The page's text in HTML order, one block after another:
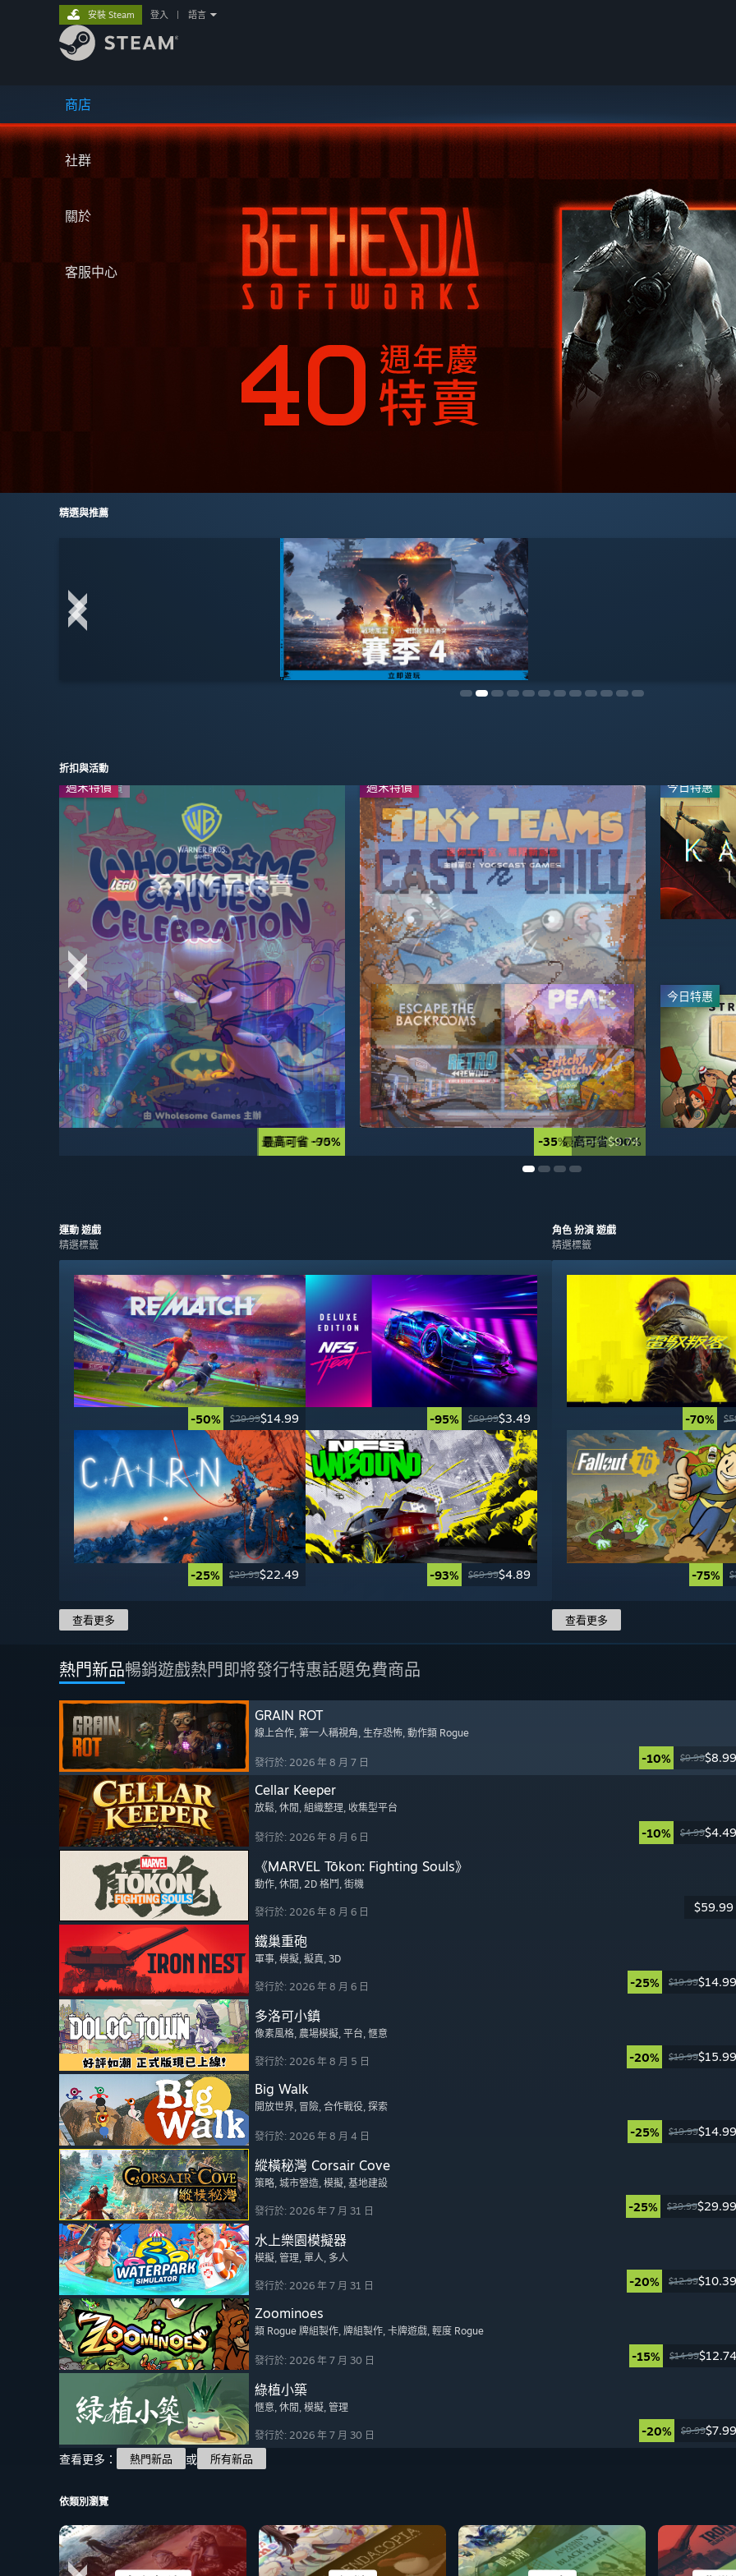
商店
社群
關於
客服中心
安裝 Steam 登入 語言
精選與推薦
折扣與活動
週末特價
最高可省 -75%
週末特價
-35% $14.99$9.74
今日特惠
今日特惠
系列作特賣
最高可省 -90%
週末特價
最高可省 -90%
直播
-67% $69.99$23.09
-60% $69.99$27.99
-50% $39.99$19.99
-95% $59.99$2.99
-20% $69.99$55.99
-20% $9.99$7.99
直播
-65% $39.99$13.99
-20% $24.99$19.99
運動 遊戲
精選標籤
-50% $29.99$14.99 -95% $69.99$3.49
-25% $29.99$22.49 -93% $69.99$4.89
查看更多
角色 扮演 遊戲
精選標籤
-70%
-75%
查看更多
熱門新品暢銷遊戲熱門即將發行特惠話題免費商品
GRAIN ROT
線上合作, 第一人稱視角, 生存恐怖, 動作類 Rogue
發行於: 2026 年 8 月 7 日 -10% $9.99$8.99
Cellar Keeper
放鬆, 休閒 , 組織整理, 收集型平台
發行於: 2026 年 8 月 6 日 -10% $4.99$4.49
《MARVEL Tōkon: Fighting Souls》
動作, 休閒 , 2D 格鬥 , 街機
發行於: 2026 年 8 月 6 日 $59.99
鐵巢重砲
軍事, 模擬, 擬真, 3D
發行於: 2026 年 8 月 6 日 -25% $19.99$14.99
多洛可小鎮
像素風格, 農場模擬, 平台, 愜意
發行於: 2026 年 8 月 5 日 -20% $19.99$15.99
Big Walk
開放世界, 冒險, 合作戰役, 探索
發行於: 2026 年 8 月 4 日 -25% $19.99$14.99
縱橫秘灣 Corsair Cove
策略, 城市營造, 模擬, 基地建設
發行於: 2026 年 7 月 31 日 -25% $39.99$29.99
水上樂園模擬器
模擬, 管理, 單人, 多人
發行於: 2026 年 7 月 31 日 -20% $12.99$10.39
Zoominoes
類 Rogue 牌組製作, 牌組製作, 卡牌遊戲, 輕度 Rogue
發行於: 2026 年 7 月 30 日 -15% $14.99$12.74
綠植小築
愜意, 休閒 , 模擬, 管理
發行於: 2026 年 7 月 30 日 -20% $9.99$7.99
查看更多： 熱門新品 或 所有新品
依類別瀏覽